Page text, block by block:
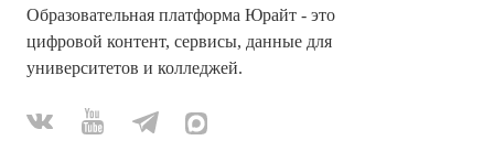
Образовательная платформа Юрайт - это
цифровой контент, сервисы, данные для
университетов и колледжей.